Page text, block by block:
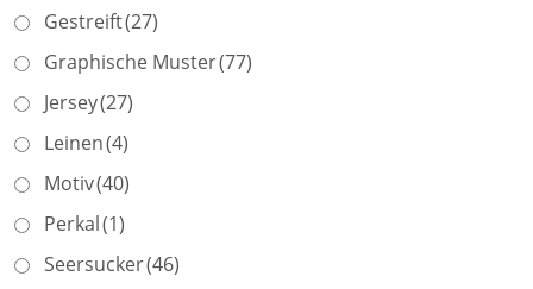
Gestreift(27)
Graphische Muster(77)
Jersey(27)
Leinen(4)
Motiv(40)
Perkal(1)
Seersucker(46)